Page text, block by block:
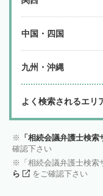
中国・四国
九州・沖縄
よく検索されるエリ
「相続会議弁護士検
確認下さい
「相続会議弁護士検
ら
をご確認下さい